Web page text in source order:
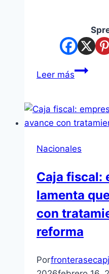
Leer másUE-
medidas
contra
aceite
soja
–
ABC
Rural
Nacionales
Caja fiscal:
lamenta
con
reforma
Por